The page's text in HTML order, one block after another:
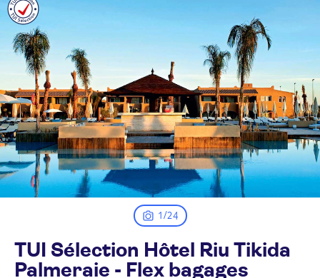
1/24
TUI Sélection Hôtel Riu Tikida
Palmeraie - Flex bagages